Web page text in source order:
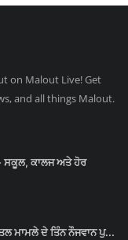
on Malout Live! Get
and all things Malout.
ਸਕੂਲ, ਕਾਲਜ ਅਤੇ ਹੋਰ
ਮਾਮਲੇ ਦੇ ਤਿੰਨ ਨੌਜਵਾਨ ਪੁ...